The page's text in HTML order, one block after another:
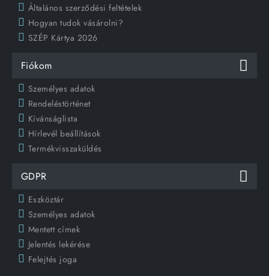
Általános szerződési feltételek
Hogyan tudok vásárolni?
SZÉP Kártya 2026
Fiókom
Személyes adatok
Rendeléstörténet
Kívánságlista
Hírlevél beállítások
Termékvisszaküldés
GDPR
Eszköztár
Személyes adatok
Mentett címek
Jelentés lekérése
Felejtés joga